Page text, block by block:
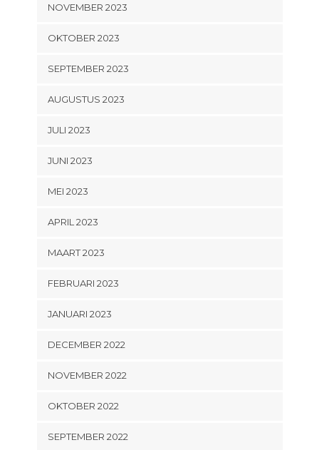
NOVEMBER 2023
OKTOBER 2023
SEPTEMBER 2023
AUGUSTUS 2023
JULI 2023
JUNI 2023
MEI 2023
APRIL 2023
MAART 2023
FEBRUARI 2023
JANUARI 2023
DECEMBER 2022
NOVEMBER 2022
OKTOBER 2022
SEPTEMBER 2022